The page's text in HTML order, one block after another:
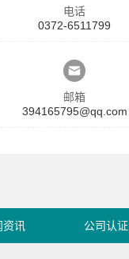
电话
0372-6511799
邮箱
394165795@qq.com
资讯 公司认证